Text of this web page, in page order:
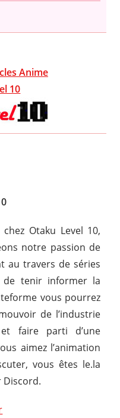
Anime
10
Otaku Level 10,
notre passion de
au travers de séries
tenir informer la
vous pourrez
de l’industrie
faire parti d’une
aimez l’animation
vous êtes le.la
Discord.